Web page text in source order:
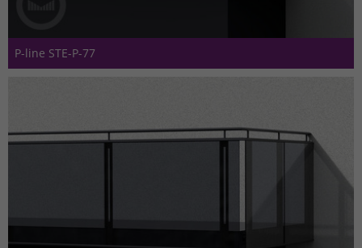
P-line STE-P-77